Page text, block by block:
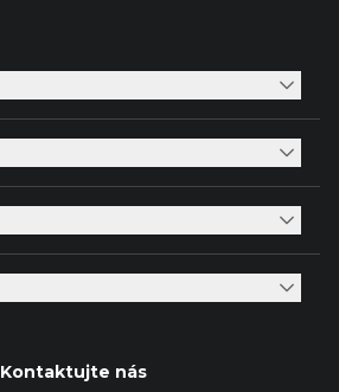
Kontaktujte nás